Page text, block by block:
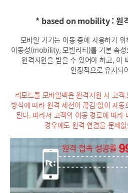
* based on mobility : 원
모바일 기기는 이동 중에 사용하기
이동성(mobility, 모빌리티)를 기본 속성
원격지원을 받을 수 있어야 하고, 이
안정적으로 유지되
리모트콜 모바일팩은 원격지원 시 고
방식에 따라 원격 세션이 끊김 없이 자
된다. 따라서 고객의 이동 경로에 따라
경우에도 원격 연결을 문제